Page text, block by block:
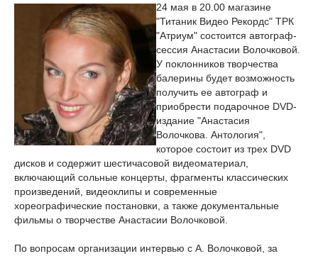
24 мая в 20.00 магазине
"Титаник Видео Рекордс" ТРК
"Атриум" состоится автограф-
сессия Анастасии Волочковой.
У поклонников творчества
балерины будет возможность
получить ее автограф и
приобрести подарочное DVD-
издание "Анастасия
Волочкова. Антология",
которое состоит из трех DVD
дисков и содержит шестичасовой видеоматериал,
включающий сольные концерты, фрагменты классических
произведений, видеоклипы и современные
хореографические постановки, а также документальные
фильмы о творчестве Анастасии Волочковой.
По вопросам организации интервью с А. Волочковой, за